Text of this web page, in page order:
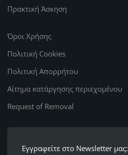
Πρακτική Άσκηση
Όροι Χρήσης
Πολιτική Cookies
Πολιτική Απορρήτου
Αίτημα κατάργησης περιεχομένου
Request of Removal
Εγγραφείτε στο Newsletter μας: